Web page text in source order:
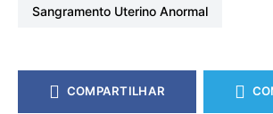
Sangramento Uterino Anormal
COMPARTILHAR